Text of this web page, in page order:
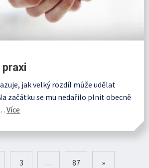
jak velký rozdíl může udělat
začátku se mu nedařilo plnit obecně
Více
3 … 87